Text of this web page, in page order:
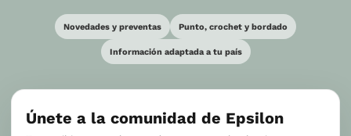
Novedades y preventas Punto, crochet y bordado
Información adaptada a tu país
Únete a la comunidad de Epsilon